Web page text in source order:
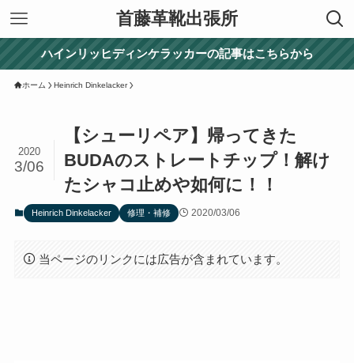
首藤革靴出張所
ハインリッヒディンケラッカーの記事はこちらから
ホーム Heinrich Dinkelacker
【シューリペア】帰ってきた
BUDAのストレートチップ！解け
たシャコ止めや如何に！！
2020
3/06
Heinrich Dinkelacker 修理・補修 2020/03/06
当ページのリンクには広告が含まれています。